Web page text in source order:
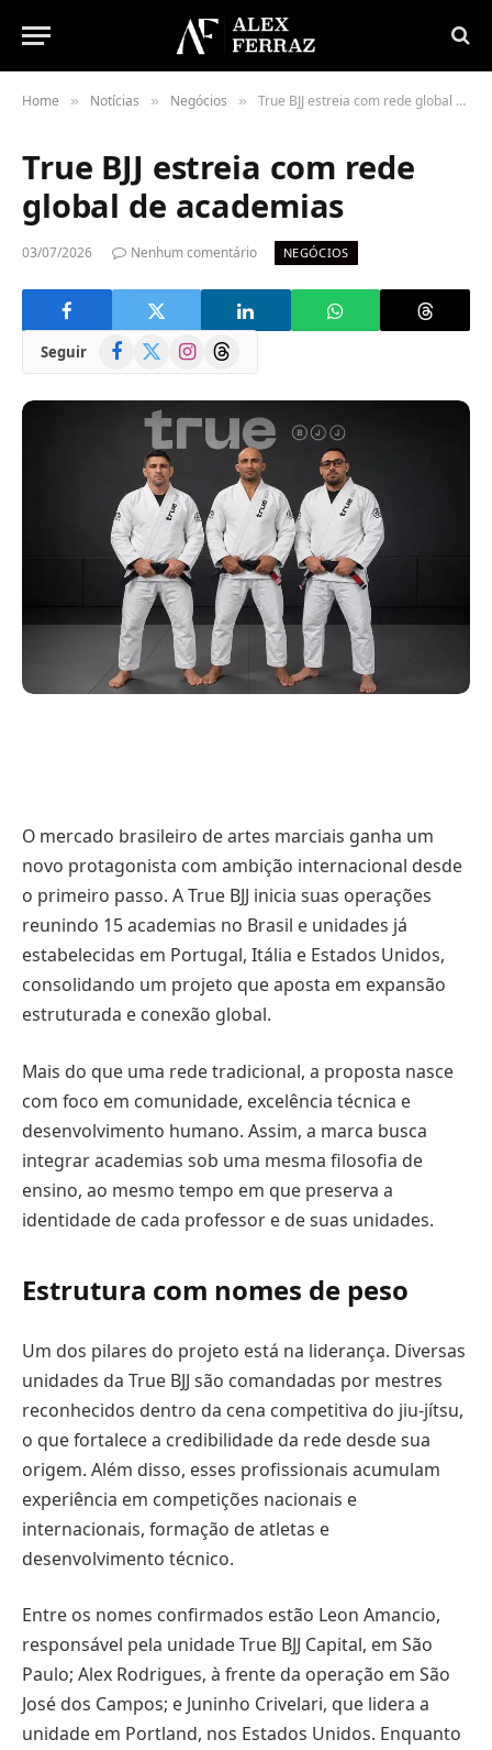
Home » Notícias » Negócios » True BJJ estreia com rede global de academias
True BJJ estreia com rede
global de academias
03/07/2026 Nenhum comentário NEGÓCIOS
Seguir Facebook
(Twitter)
InstagramThreads
O mercado brasileiro de artes marciais ganha um
novo protagonista com ambição internacional desde
o primeiro passo. A True BJJ inicia suas operações
reunindo 15 academias no Brasil e unidades já
estabelecidas em Portugal, Itália e Estados Unidos,
consolidando um projeto que aposta em expansão
estruturada e conexão global.
Mais do que uma rede tradicional, a proposta nasce
com foco em comunidade, excelência técnica e
desenvolvimento humano. Assim, a marca busca
integrar academias sob uma mesma filosofia de
ensino, ao mesmo tempo em que preserva a
identidade de cada professor e de suas unidades.
Estrutura com nomes de peso
Um dos pilares do projeto está na liderança. Diversas
unidades da True BJJ são comandadas por mestres
reconhecidos dentro da cena competitiva do jiu-jítsu,
o que fortalece a credibilidade da rede desde sua
origem. Além disso, esses profissionais acumulam
experiência em competições nacionais e
internacionais, formação de atletas e
desenvolvimento técnico.
Entre os nomes confirmados estão Leon Amancio,
responsável pela unidade True BJJ Capital, em São
Paulo; Alex Rodrigues, à frente da operação em São
José dos Campos; e Juninho Crivelari, que lidera a
unidade em Portland, nos Estados Unidos. Enquanto